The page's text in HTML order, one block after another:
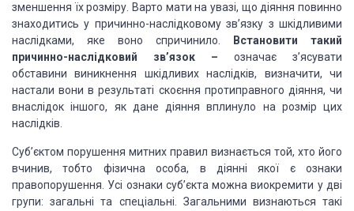
зменшення їх розміру. Варто мати на увазі, що діяння повинно
знаходитись у причинно-наслідковомузв’язку з шкідливими
наслідками, яке воно спричинило.
Встановити такий
причинно-наслідковий зв’язок – означає з’ясувати
обставини виникнення шкідливих наслідків, визначити, чи
настали вони в результаті скоєння протиправного діяння, чи
внаслідок іншого, як дане діяння вплинуло на розмір цих
наслідків.
Суб’єктом порушення митних правил визнається той, хто його
вчинив, тобто фізична особа, в діянні якої є ознаки
правопорушення. Усі ознаки суб’єкта можна виокремити у дві
групи: загальні та спеціальні. Загальними визнаються такі